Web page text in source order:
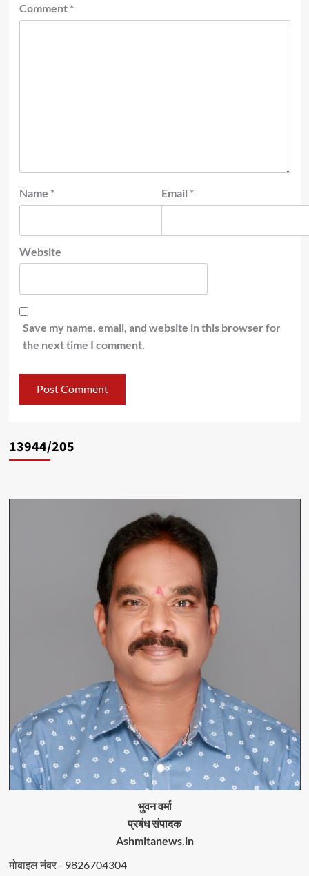
Comment *
Name * Email *
Website
Save my name, email, and website in this browser for
the next time I comment.
13944/205
भुवन वर्मा
प्रबंध संपादक
Ashmitanews.in
मोबाइल नंबर - 9826704304